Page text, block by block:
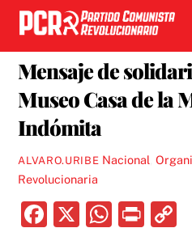
Skip
content
Mensaje de
Museo Casa de la
Indómita
ALVARO.URIBE Nacional ,
Revolucionaria
F
X
W P